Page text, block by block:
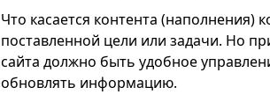
Что касается контента (наполнения)
поставленной цели или задачи. Но
сайта должно быть удобное
обновлять информацию.